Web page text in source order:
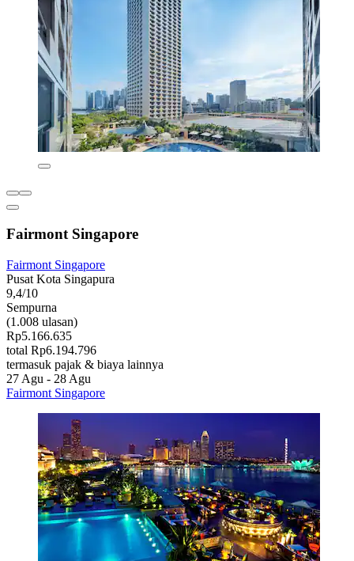
Fairmont Singapore
Fairmont Singapore
Pusat Kota Singapura
9,4/10
Sempurna
(1.008 ulasan)
Rp5.166.635
total Rp6.194.796
termasuk pajak & biaya lainnya
27 Agu - 28 Agu
Fairmont Singapore